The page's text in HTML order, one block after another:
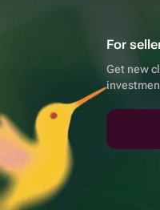
For
Get new